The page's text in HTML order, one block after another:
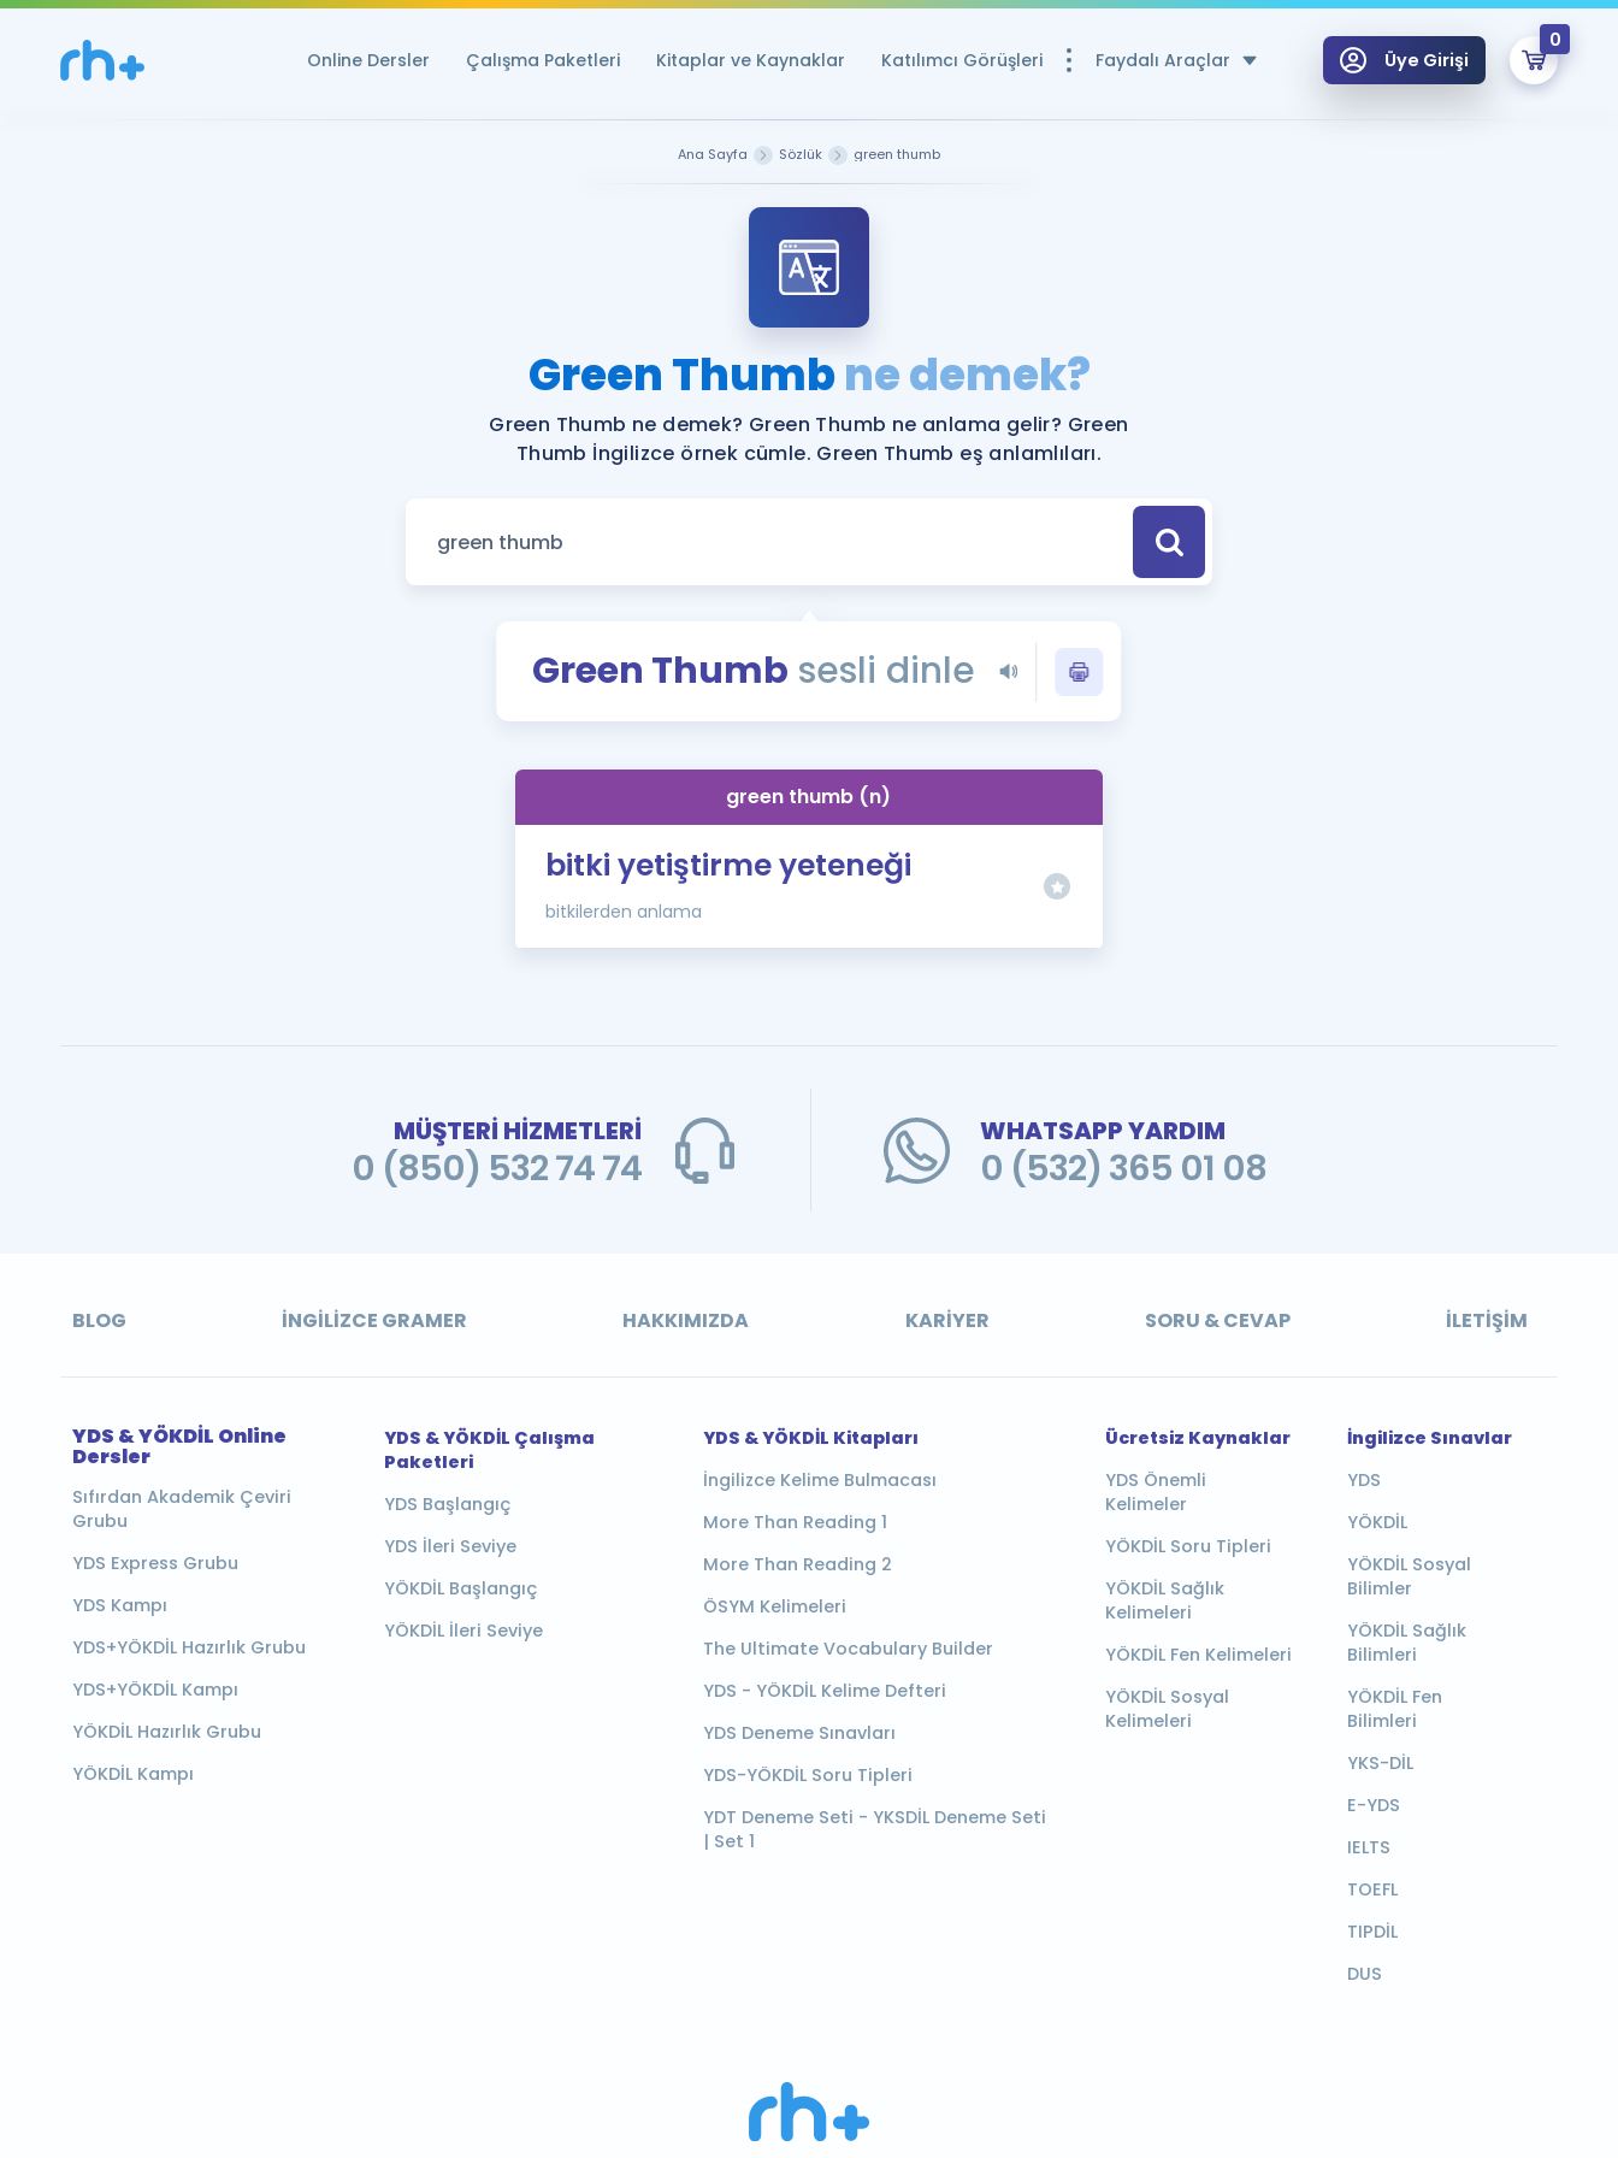
Online Dersler Çalışma Paketleri Kitaplar ve Kaynaklar Katılımcı Görüşleri Faydalı Araçlar
Ücretsiz Kaynaklar
YDS ve YÖKDİL Puan Hesaplama Aracı
YDS ve YÖKDİL'e Hazırlananlar için Öneriler
Tüm ÖSYM Sınavları Tek Takvimde
Blog
YDS - YÖKDİL Tüm Sınavlarla İlgili Haberler
İngilizce Gramer
Üye Girişi
0
Remzi Hoca ile seni sınava hazırlayacak onlarca eğitim seni bekliyor!
Ana Sayfa Sözlük green thumb
Green Thumbne demek?
Green Thumb ne demek? Green Thumb ne anlama gelir? Green
Thumb İngilizce örnek cümle. Green Thumb eş anlamlıları.
Green Thumb sesli dinle
green thumb (n)
bitki yetiştirme yeteneği
bitkilerden anlama
MÜŞTERİ HİZMETLERİ
0 (850) 532 74 74
WHATSAPP YARDIM
0 (532) 365 01 08
BLOG İNGILIZCE GRAMER HAKKIMIZDA KARIYER SORU & CEVAP İLETIŞIM
YDS & YÖKDİL Online
Dersler
Sıfırdan Akademik Çeviri
Grubu
YDS Express Grubu
YDS Kampı
YDS+YÖKDİL Hazırlık Grubu
YDS+YÖKDİL Kampı
YÖKDİL Hazırlık Grubu
YÖKDİL Kampı
YDS & YÖKDİL Çalışma
Paketleri
YDS Başlangıç
YDS İleri Seviye
YÖKDİL Başlangıç
YÖKDİL İleri Seviye
YDS & YÖKDİL Kitapları
İngilizce Kelime Bulmacası
More Than Reading 1
More Than Reading 2
ÖSYM Kelimeleri
The Ultimate Vocabulary Builder
YDS - YÖKDİL Kelime Defteri
YDS Deneme Sınavları
YDS-YÖKDİL Soru Tipleri
YDT Deneme Seti - YKSDİL Deneme Seti
| Set 1
Ücretsiz Kaynaklar
YDS Önemli
Kelimeler
YÖKDİL Soru Tipleri
YÖKDİL Sağlık
Kelimeleri
YÖKDİL Fen Kelimeleri
YÖKDİL Sosyal
Kelimeleri
İngilizce Sınavlar
YDS
YÖKDİL
YÖKDİL Sosyal
Bilimler
YÖKDİL Sağlık
Bilimleri
YÖKDİL Fen
Bilimleri
YKS-DİL
E-YDS
IELTS
TOEFL
TIPDİL
DUS